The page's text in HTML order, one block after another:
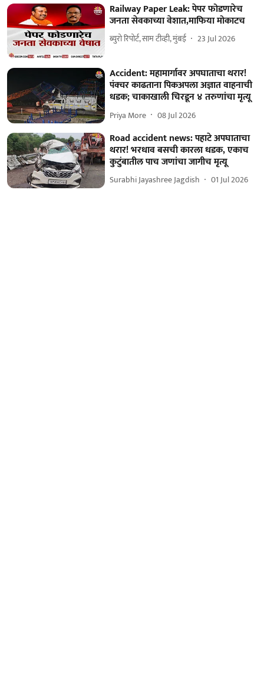
Railway Paper Leak: पेपर फोडणारेच
जनता सेवकाच्या वेशात,माफिया मोकाटच
ब्युरो रिपोर्ट, साम टीव्ही, मुंबई 23 Jul 2026
Accident: महामार्गावर अपघाताचा थरार!
पंक्चर काढताना पिकअपला अज्ञात वाहनाची
धडक; चाकाखाली चिरडून ४ तरुणांचा मृत्यू
Priya More 08 Jul 2026
Road accident news: पहाटे अपघाताचा
थरार! भरधाव बसची कारला धडक, एकाच
कुटुंबातील पाच जणांचा जागीच मृत्यू
Surabhi Jayashree Jagdish 01 Jul 2026